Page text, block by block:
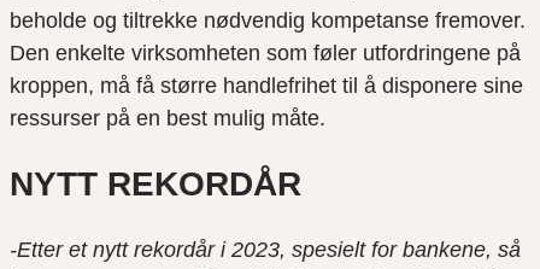
beholde og tiltrekke nødvendig kompetanse fremover.
Den enkelte virksomheten som føler utfordringene på
kroppen, må få større handlefrihet til å disponere sine
ressurser på en best mulig måte.
NYTT REKORDÅR
-Etter et nytt rekordår i 2023, spesielt for bankene, så